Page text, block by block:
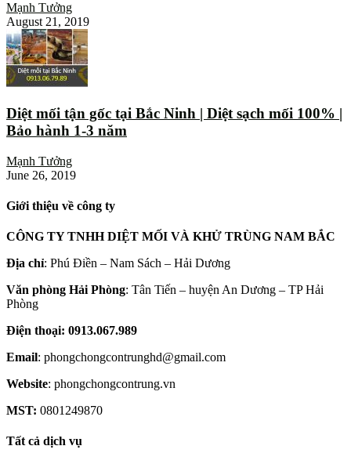
Mạnh Tưởng
August 21, 2019
Diệt mối tận gốc tại Bắc Ninh | Diệt sạch mối 100% |
Bảo hành 1-3 năm
Mạnh Tưởng
June 26, 2019
Giới thiệu về công ty
CÔNG TY TNHH DIỆT MỐI VÀ KHỬ TRÙNG NAM BẮC
Địa chỉ: Phú Điền – Nam Sách – Hải Dương
Văn phòng Hải Phòng: Tân Tiến – huyện An Dương – TP Hải
Phòng
Điện thoại: 0913.067.989
Email: phongchongcontrunghd@gmail.com
Website: phongchongcontrung.vn
MST: 0801249870
Tất cả dịch vụ